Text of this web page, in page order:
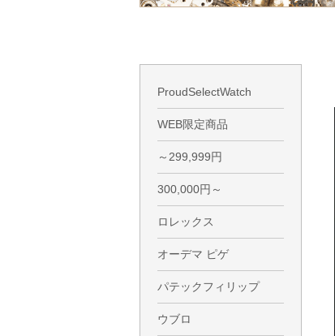
ProudSelectWatch
WEB限定商品
～299,999円
300,000円～
ロレックス
オーデマ ピゲ
パテックフィリップ
ウブロ